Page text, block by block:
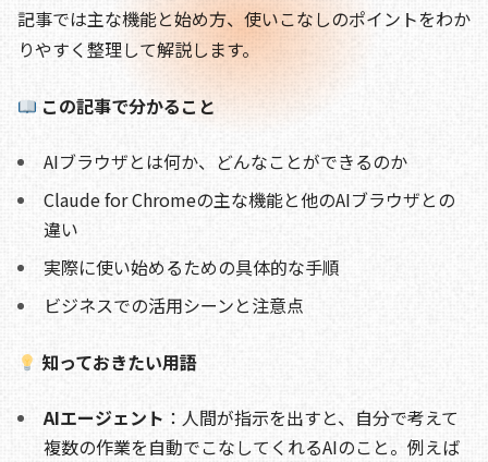
e
b
o
o
k
a
s
diy
n
記事では主な機能と始め方、使いこなしのポイントをわか
りやすく整理して解説します。
この記事で分かること
AIブラウザとは何か、どんなことができるのか
Claude for Chromeの主な機能と他のAIブラウザとの
違い
実際に使い始めるための具体的な手順
ビジネスでの活用シーンと注意点
知っておきたい用語
AIエージェント ：人間が指示を出すと、自分で考えて
複数の作業を自動でこなしてくれるAIのこと。例えば